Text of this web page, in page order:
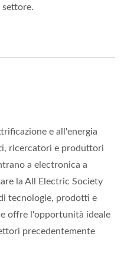
e all'energia
ricercatori e produttori
a electronica a
la All Electric Society
tecnologie, prodotti e
offre l'opportunità ideale
precedentemente